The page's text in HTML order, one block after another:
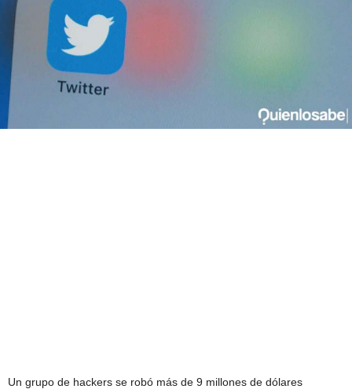
Un grupo de hackers se robó más de 9 millones de dólares